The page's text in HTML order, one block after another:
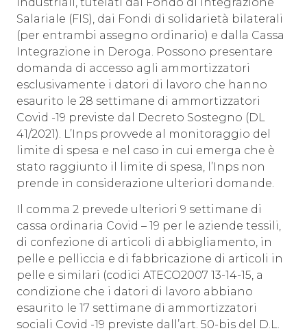
Salariale (FIS), dai Fondi di solidarietà bilaterali
(per entrambi assegno ordinario) e dalla Cassa
Integrazione in Deroga. Possono presentare
domanda di accesso agli ammortizzatori
esclusivamente i datori di lavoro che hanno
esaurito le 28 settimane di ammortizzatori
Covid -19 previste dal Decreto Sostegno (DL
41/2021). L’Inps provvede al monitoraggio del
limite di spesa e nel caso in cui emerga che è
stato raggiunto il limite di spesa, l’Inps non
prende in considerazione ulteriori domande.
Il comma 2 prevede ulteriori 9 settimane di
cassa ordinaria Covid – 19 per le aziende tessili,
di confezione di articoli di abbigliamento, in
pelle e pelliccia e di fabbricazione di articoli in
pelle e similari (codici ATECO2007 13-14-15, a
condizione che i datori di lavoro abbiano
esaurito le 17 settimane di ammortizzatori
sociali Covid -19 previste dall’art. 50-bis del D.L.